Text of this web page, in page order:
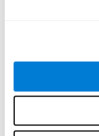
Projection graphique
Que se
mes